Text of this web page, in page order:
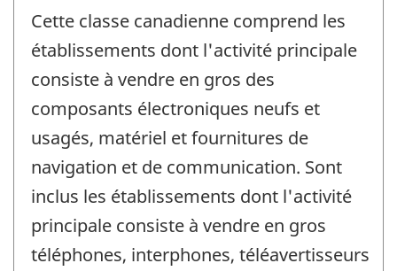
Cette classe canadienne comprend les
établissements dont l'activité principale
consiste à vendre en gros des
composants électroniques neufs et
usagés, matériel et fournitures de
navigation et de communication. Sont
inclus les établissements dont l'activité
principale consiste à vendre en gros
téléphones, interphones, téléavertisseurs